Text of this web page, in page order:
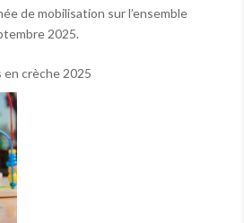
de mobilisation sur l’ensemble
2025.
crèche 2025